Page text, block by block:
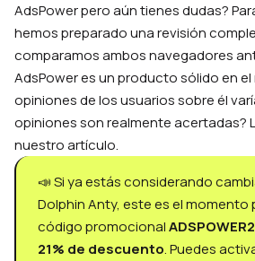
AdsPower pero aún tienes dudas?
hemos preparado una revisión
comparamos ambos navegadores
AdsPower es un producto sólido en
opiniones de los usuarios sobre él
opiniones son realmente acertadas?
nuestro artículo.
📣 Si ya estás considerando
Dolphin Anty, este es el
código promocional
21% de descuento. Puedes